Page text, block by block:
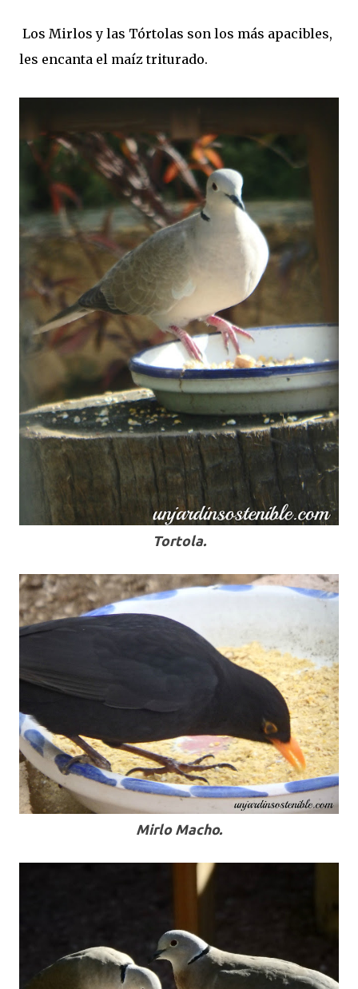
Los Mirlos y las Tórtolas son los más apacibles,
les encanta el maíz triturado.
Tortola.
Mirlo Macho.